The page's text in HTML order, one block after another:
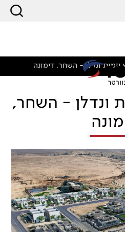
יזמות ונדלן - השחר, דימונה
ונדלן - השחר,